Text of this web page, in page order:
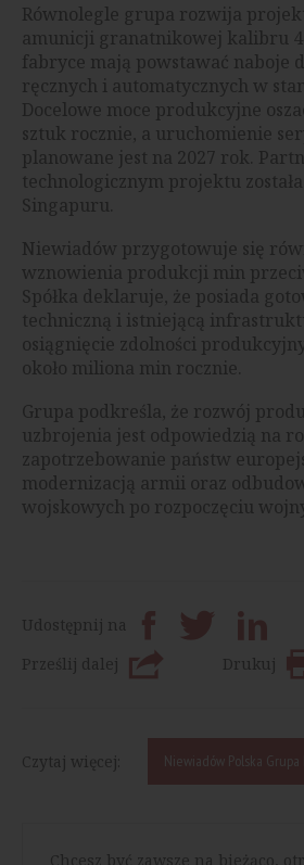
Równolegle grupa rozwija
amunicji granatnikowej kalibru
fabryce mają powstawać naboje
ręcznych i automatycznych w
Docelowe moce produkcyjne
sztuk rocznie, a uruchomienie
planowane jest na 2027 rok.
technologicznym projektu
Singapuru.
Niewiadów przygotowuje się
wznowienia produkcji min
Spółka deklaruje, że posiada
techniczną i istniejącą
osiągnięcie zdolności
około miliona min rocznie.
Grupa podkreśla, że rozwój
uzbrojenia jest odpowiedzią na
zapotrzebowanie państw
modernizacją armii oraz
wojskowych po rozpoczęciu
Udostępnij na
Prześlij dalej
Drukuj
Czytaj więcej: Niewiadów Polska Grupa
Chcesz być zawsze na bieżąco,